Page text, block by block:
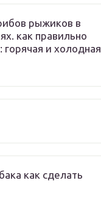
рыжиков в
как правильно
и холодная
как сделать